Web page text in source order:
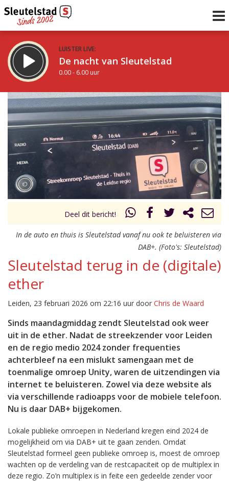
LUISTER LIVE:
De nacht van Sleutelstad
0.00 - 6.00 uur
STRAKS:
De ochtend van Sleutelstad
6.00 - 12.00 uur
Vorig uur
uur 1 van 0 Volgend uur
Deel dit bericht!
In de auto en thuis is Sleutelstad vanaf nu ook te beluisteren via
DAB+. (Foto's: Sleutelstad)
Sleutelstad terug in de (digitale)
ether
Leiden, 23 februari 2026 om 22:16 uur door Chris de Waard
Sinds maandagmiddag zendt Sleutelstad ook weer
uit in de ether. Nadat de streekzender voor Leiden
en de regio medio 2024 zonder frequenties
achterbleef na een mislukt samengaan met de
toenmalige omroep Unity, waren de uitzendingen via
internet te beluisteren. Zowel via deze website als
via verschillende radioapps voor de mobiele telefoon.
Nu is daar DAB+ bijgekomen.
Lokale publieke omroepen in Nederland kregen eind 2024 de
mogelijkheid om via DAB+ uit te gaan zenden. Omdat
Sleutelstad formeel geen publieke omroep is, moest de omroep
wachten op de verdeling van de restcapaciteit op de multiplex in
deze regio. Zo’n multiplex is in feite een gedeelde zender voor